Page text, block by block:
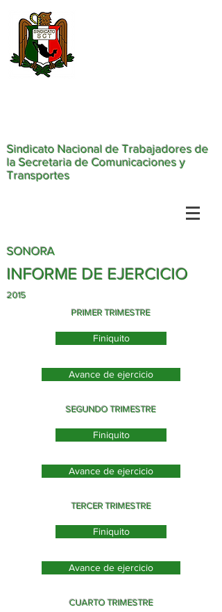
Sindicato Nacional de Trabajadores de
la Secretaria de Comunicaciones y
Transportes
SONORA
INFORME DE EJERCICIO
2015
PRIMER TRIMESTRE
Finiquito
Avance de ejercicio
SEGUNDO TRIMESTRE
Finiquito
Avance de ejercicio
TERCER TRIMESTRE
Finiquito
Avance de ejercicio
CUARTO TRIMESTRE